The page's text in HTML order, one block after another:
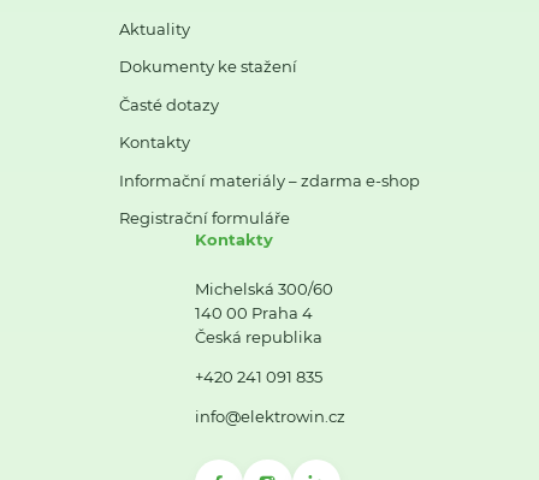
Aktuality
Dokumenty ke stažení
Časté dotazy
Kontakty
Informační materiály – zdarma e-shop
Registrační formuláře
Kontakty
Michelská 300/60
140 00 Praha 4
Česká republika
+420 241 091 835
info@elektrowin.cz